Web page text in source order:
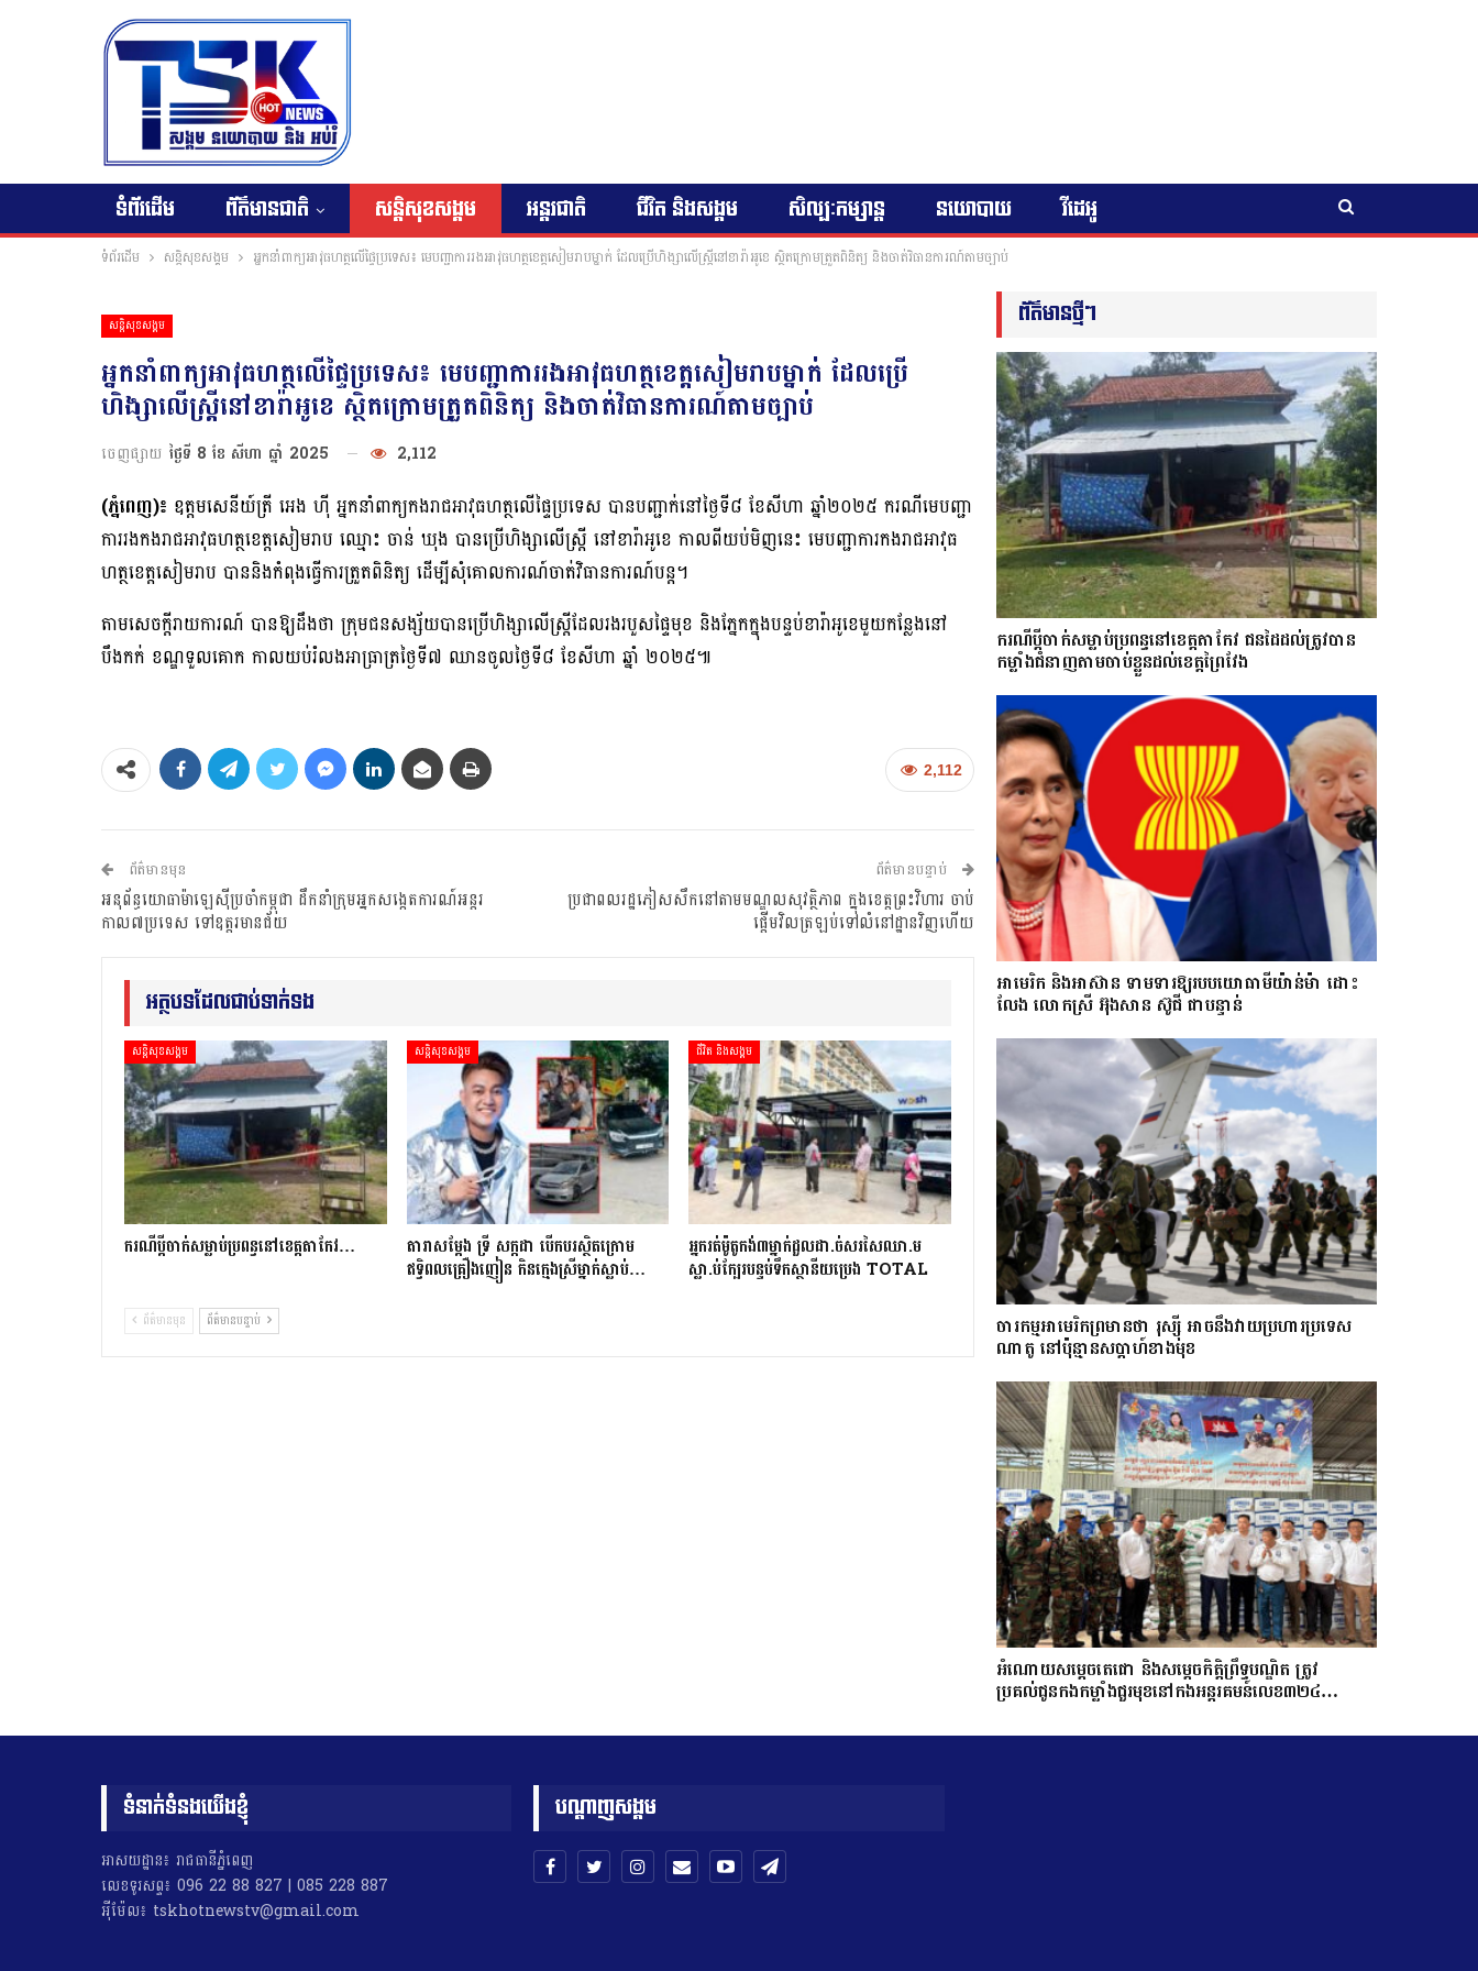
ទំព័រដើម ព័ត៌មានជាតិ សន្តិសុខសង្គម អន្តរជាតិ ជីវិត និងសង្គម សិល្បៈកម្សាន្ត នយោបាយ វីដេអូ
ទំព័រដើម សន្តិសុខសង្គម អ្នកនាំពាក្យអាវុធហត្ថលើផ្ទៃប្រទេស៖ មេបញ្ជាការរងអាវុធហត្ថខេត្តសៀមរាបម្នាក់ ដែលប្រើហិង្សាលើស្ត្រីនៅខារ៉ាអូខេ ស្ថិតក្រោមត្រួតពិនិត្យ និងចាត់វិធានការណ៍តាមច្បាប់
សន្តិសុខសង្គម
អ្នកនាំពាក្យអាវុធហត្ថលើផ្ទៃប្រទេស៖ មេបញ្ជាការរងអាវុធហត្ថខេត្តសៀមរាបម្នាក់ ដែលប្រើ
ហិង្សាលើស្ត្រីនៅខារ៉ាអូខេ ស្ថិតក្រោមត្រួតពិនិត្យ និងចាត់វិធានការណ៍តាមច្បាប់
ចេញផ្សាយ ថ្ងៃទី 8 ខែ សីហា ឆ្នាំ 2025 2,112
(ភ្នំពេញ)៖ ឧត្តមសេនីយ៍ត្រី អេង ហ៉ី អ្នកនាំពាក្យកងរាជអាវុធហត្ថលើផ្ទៃប្រទេស បានបញ្ជាក់នៅថ្ងៃទី៨ ខែសីហា ឆ្នាំ២០២៥ ករណីមេបញ្ជា
ការរងកងរាជអាវុធហត្ថខេត្តសៀមរាប ឈ្មោះ ចាន់ ឃុង បានប្រើហិង្សាលើស្ត្រី នៅខារ៉ាអូខេ កាលពីយប់មិញនេះ មេបញ្ជាការកងរាជអាវុធ
ហត្ថខេត្តសៀមរាប បាននិងកំពុងធ្វើការត្រួតពិនិត្យ ដើម្បីសុំគោលការណ៍ចាត់វិធានការណ៍បន្ត។
តាមសេចក្តីរាយការណ៍ បានឱ្យដឹងថា ក្រុមជនសង្ស័យបានប្រើហិង្សាលើស្រ្តីដែល​រងរបួស​ផ្ទៃ​មុខ​ និង​ភ្នែក​ក្នុង​បន្ទប់​ខារ៉ា​អូខេ​មួយ​កន្លែង​នៅ​
បឹងកក់​ ខណ្ឌ​ទួលគោក​ កាល​យប់​រំលង​អាធ្រាត្រ​ថ្ងៃ​ទី​៧​ ឈាន​ចូល​ថ្ងៃ​ទី​៨​ ខែ​សីហា​ ឆ្នាំ​ ២០២៥​៕
2,112
ព័ត៌មានមុន
អនុព័ន្ធយោធាម៉ាឡេស៊ីប្រចាំកម្ពុជា ដឹកនាំក្រុមអ្នកសង្កេតការណ៍អន្តរ
កាល៧ប្រទេស ទៅឧត្តរមានជ័យ
ព័ត៌មានបន្ទាប់
ប្រជាពលរដ្ឋភៀសសឹកនៅតាមមណ្ឌលសុវត្ថិភាព ក្នុងខេត្តព្រះវិហារ ចាប់
ផ្តើមវិលត្រឡប់ទៅលំនៅដ្ឋានវិញហើយ
អត្ថបទដែលជាប់ទាក់ទង
សន្តិសុខសង្គម
ករណីប្ដីចាក់សម្លាប់ប្រពន្ធនៅខេត្តតាកែវ…
សន្តិសុខសង្គម
តារាសម្ដែង ទ្រី សក្កដា បើកបរស្ថិតក្រោម
ឥទ្ធិពលគ្រឿងញៀន កិនក្មេងស្រីម្នាក់ស្លាប់…
ជីវិត និងសង្គម
អ្នក​រត់​ម៉ូតូកង់៣​​ម្នាក់​ដួល​ដា.ច់​សរសៃឈា.ម​
ស្លា.ប់​ក្បែរ​បន្ទប់ទឹក​ស្ថានីយ​ប្រេង ​TOTAL
ព័ត៌មានមុន ព័ត៌មានបន្ទាប់
ព័ត៌មានថ្មីៗ
ករណីប្ដីចាក់សម្លាប់ប្រពន្ធនៅខេត្តតាកែវ ជនដៃដល់ត្រូវបាន
កម្លាំងជំនាញតាមចាប់ខ្លួនដល់ខេត្តព្រៃវែង
អាមេរិក និងអាស៊ាន ទាមទារឱ្យ​របបយោធាមីយ៉ាន់ម៉ា​ ដោះ​
លែង​ លោកស្រី អ៊ុងសាន ស៊ូជី ជា​បន្ទាន់
ចារកម្ម​អាមេរិក​ព្រមាន​ថា​ រុស្ស៊ី​ អាចនឹងវាយប្រហារប្រទេស​​
ណា​តូ ​នៅ​ប៉ុន្មាន​សប្តាហ៍​​ខាង​មុខ​​
អំណោយសម្តេចតេជោ និងសម្តេចកិត្តិព្រឹទ្ធបណ្ឌិត ត្រូវ
ប្រគល់ជូនកងកម្លាំងជួរមុខនៅកងអន្តរគមន៍លេខ៣២៤…
ទំនាក់ទំនងយើងខ្ញុំ
អាសយដ្ឋាន៖ រាជធានីភ្នំពេញ
លេខទូរសព្ទ៖ 096 22 88 827 | 085 228 887
អុីម៉ែល៖ tskhotnewstv@gmail.com
បណ្តាញសង្គម